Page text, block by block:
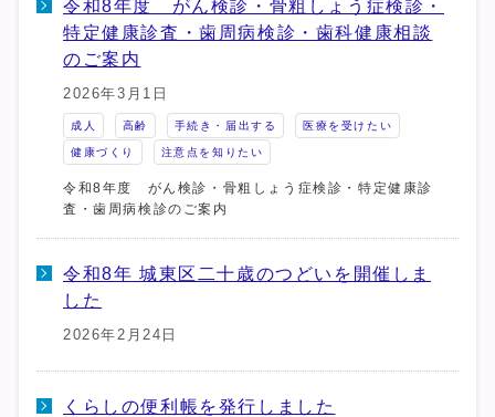
令和8年度 がん検診・骨粗しょう症検診・
特定健康診査・歯周病検診・歯科健康相談
のご案内
2026年3月1日
成人 高齢 手続き・届出する 医療を受けたい
健康づくり 注意点を知りたい
令和8年度 がん検診・骨粗しょう症検診・特定健康診
査・歯周病検診のご案内
令和8年 城東区二十歳のつどいを開催しま
した
2026年2月24日
くらしの便利帳を発行しました